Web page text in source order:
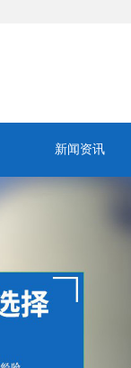
新闻资讯